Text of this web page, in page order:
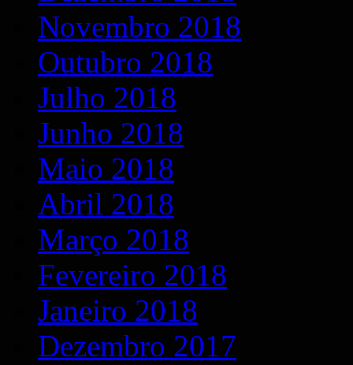
Novembro 2018
Outubro 2018
Julho 2018
Junho 2018
Maio 2018
Abril 2018
Março 2018
Fevereiro 2018
Janeiro 2018
Dezembro 2017